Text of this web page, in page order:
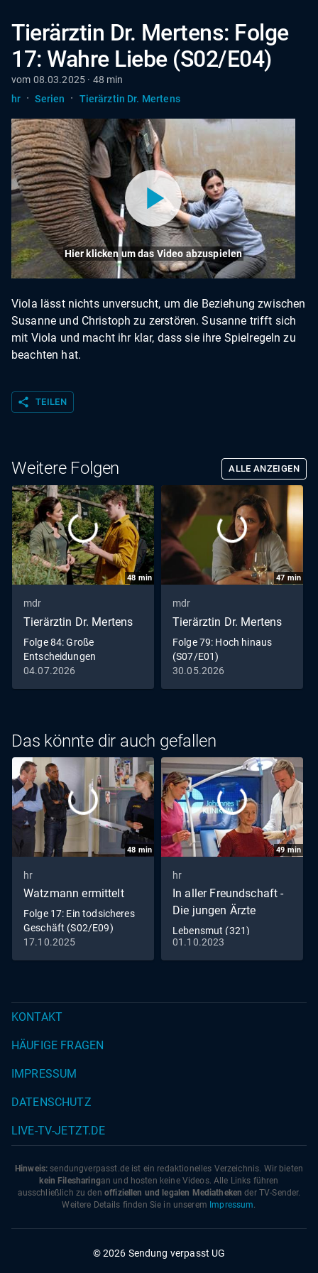
Tierärztin Dr. Mertens: Folge
17: Wahre Liebe (S02/E04)
vom 08.03.2025 · 48 min
hr · Serien · Tierärztin Dr. Mertens
Hier klicken um das Video abzuspielen
Viola lässt nichts unversucht, um die Beziehung zwischen
Susanne und Christoph zu zerstören. Susanne trifft sich
mit Viola und macht ihr klar, dass sie ihre Spielregeln zu
beachten hat.
share TEILEN
Weitere Folgen ALLE ANZEIGEN
48 min
mdr
Tierärztin Dr. Mertens
Folge 84: Große
Entscheidungen
(S07/E06)
04.07.2026
47 min
mdr
Tierärztin Dr. Mertens
Folge 79: Hoch hinaus
(S07/E01)
30.05.2026
Das könnte dir auch gefallen
48 min
hr
Watzmann ermittelt
Folge 17: Ein todsicheres
Geschäft (S02/E09)
17.10.2025
49min
hr
In aller Freundschaft -
Die jungen Ärzte
Lebensmut (321)
01.10.2023
KONTAKT
HÄUFIGE FRAGEN
IMPRESSUM
DATENSCHUTZ
LIVE-TV-JETZT.DE
Hinweis: sendungverpasst.de ist ein redaktionelles Verzeichnis. Wir bieten
kein Filesharingan und hosten keine Videos. Alle Links führen
ausschließlich zu den offiziellen und legalen Mediatheken der TV-Sender.
Weitere Details finden Sie in unserem Impressum.
© 2026 Sendung verpasst UG